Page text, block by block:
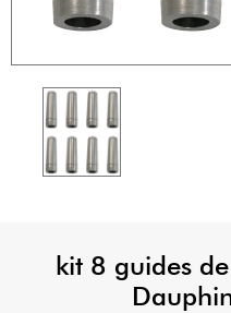
kit 8 guides